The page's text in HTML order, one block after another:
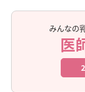
みんなの
医